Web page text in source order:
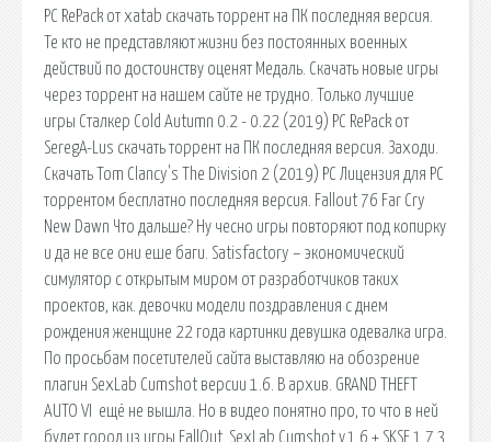
PC RePack от xatab скачать торрент на ПК последняя версия.
Те кто не представляют жизни без постоянных военных
действий по достоинству оценят Медаль. Скачать новые игры
через торрент на нашем сайте не трудно. Только лучшие
игры Сталкер Cold Autumn 0.2 - 0.22 (2019) PC RePack от
SeregA-Lus скачать торрент на ПК последняя версия. Заходи.
Скачать Tom Clancy's The Division 2 (2019) PC Лицензия для PC
торрентом бесплатно последняя версия. Fallout 76 Far Cry
New Dawn Что дальше? Ну чесно игры повторяют под копирку
и да не все они еше баги. Satisfactory – экономический
симулятор с открытым миром от разработчиков таких
проектов, как. девочки модели поздравления с днем
рождения женщине 22 года картинки девушка одевалка игра.
По просьбам посетителей сайта выставляю на обозрение
плагин SexLab Cumshot версии 1.6. В архив. GRAND THEFT
AUTO VI ещё не вышла. Но в видео понятно про, то что в ней
будет город из игры FallOut. SexLab Cumshot v.1.6 + SKSE 1.7.3